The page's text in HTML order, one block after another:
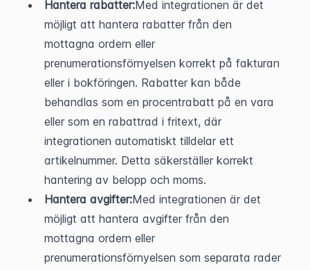
Hantera rabatter:Med integrationen är det
möjligt att hantera rabatter från den
mottagna ordern eller
prenumerationsförnyelsen korrekt på fakturan
eller i bokföringen. Rabatter kan både
behandlas som en procentrabatt på en vara
eller som en rabattrad i fritext, där
integrationen automatiskt tilldelar ett
artikelnummer. Detta säkerställer korrekt
hantering av belopp och moms.
Hantera avgifter:Med integrationen är det
möjligt att hantera avgifter från den
mottagna ordern eller
prenumerationsförnyelsen som separata rader